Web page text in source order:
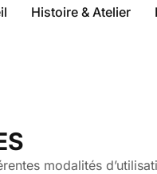
Histoire & Atelier
modalités